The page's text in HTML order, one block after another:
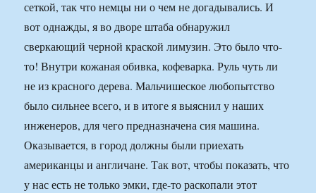
сеткой, так что немцы ни о чем не догадывались. И
вот однажды, я во дворе штаба обнаружил
сверкающий черной краской лимузин. Это было что-
то! Внутри кожаная обивка, кофеварка. Руль чуть ли
не из красного дерева. Мальчишеское любопытство
было сильнее всего, и в итоге я выяснил у наших
инженеров, для чего предназначена сия машина.
Оказывается, в город должны были приехать
американцы и англичане. Так вот, чтобы показать, что
у нас есть не только эмки, где-то раскопали этот